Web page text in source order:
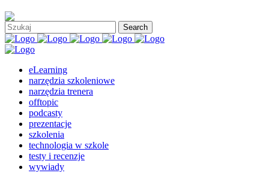
eLearning
narzędzia szkoleniowe
narzędzia trenera
offtopic
podcasty
prezentacje
szkolenia
technologia w szkole
testy i recenzje
wywiady